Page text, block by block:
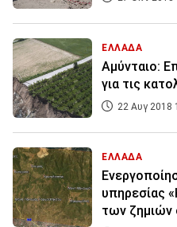
ΕΛΛΑΔΑ
Αμύνταιο:
για τις
22 Αυγ 2018
ΕΛΛΑΔΑ
υπηρεσίας
των ζημιών